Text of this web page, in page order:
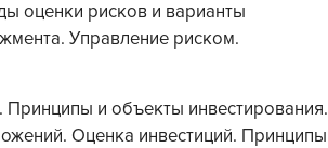
оценки рисков и варианты
Управление риском.
Принципы и объекты инвестирования.
Оценка инвестиций. Принципы